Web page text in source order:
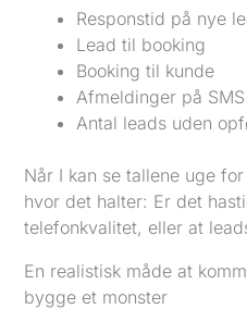
Responstid på nye
Lead til booking
Booking til kunde
Afmeldinger på
Antal leads uden
Når I kan se tallene uge
hvor det halter: Er det
telefonkvalitet, eller at
En realistisk måde at
bygge et monster